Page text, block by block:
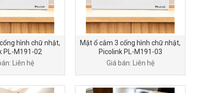
hình chữ nhật,
PL-M191-02
Liên hệ
Mặt ổ cắm 3 cổng hình chữ nhật,
Picolink PL-M191-03
Giá bán: Liên hệ